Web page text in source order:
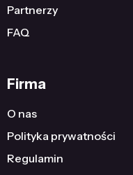
Partnerzy
FAQ
Firma
O nas
Polityka prywatności
Regulamin